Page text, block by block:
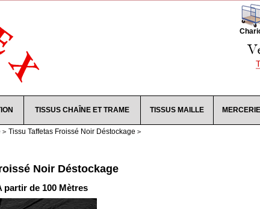
TISSUS CHAÎNE ET TRAME TISSUS MAILLE MERCERIE
Tissu Taffetas Froissé Noir Déstockage
Noir Déstockage
partir de 100 Mètres